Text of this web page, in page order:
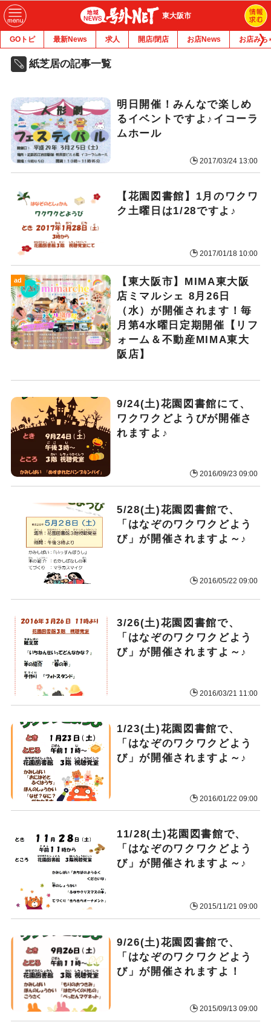
東大阪市
GOトピ 最新News 求人 開店/閉店 お店News お店みち
紙芝居の記事一覧
明日開催！みんなで楽しめ
るイベントですよ♪イコーラ
ムホール
2017/03/24 13:00
【花園図書館】1月のワクワ
ク土曜日は1/28ですよ♪
2017/01/18 10:00
ad
【東大阪市】MIMA東大阪
店ミマルシェ 8月26日
（水）が開催されます！毎
月第4水曜日定期開催【リフ
ォーム＆不動産MIMA東大
阪店】
9/24(土)花園図書館にて、
ワクワクどようびが開催さ
れますよ♪
2016/09/23 09:00
5/28(土)花園図書館で、
「はなぞのワクワクどよう
び」が開催されますよ～♪
2016/05/22 09:00
3/26(土)花園図書館で、
「はなぞのワクワクどよう
び」が開催されますよ～♪
2016/03/21 11:00
1/23(土)花園図書館で、
「はなぞのワクワクどよう
び」が開催されますよ～♪
2016/01/22 09:00
11/28(土)花園図書館で、
「はなぞのワクワクどよう
び」が開催されますよ～♪
2015/11/21 09:00
9/26(土)花園図書館で、
「はなぞのワクワクどよう
び」が開催されますよ！
2015/09/13 09:00